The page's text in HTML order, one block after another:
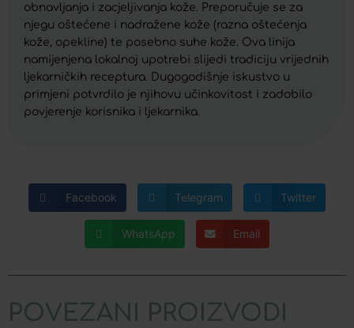
obnavljanja i zacjeljivanja kože. Preporučuje se za
njegu oštećene i nadražene kože (razna oštećenja
kože, opekline) te posebno suhe kože. Ova linija
namijenjena lokalnoj upotrebi slijedi tradiciju vrijednih
ljekarničkih receptura. Dugogodišnje iskustvo u
primjeni potvrdilo je njihovu učinkovitost i zadobilo
povjerenje korisnika i ljekarnika.
Facebook Telegram Twitter
WhatsApp Email
POVEZANI PROIZVODI